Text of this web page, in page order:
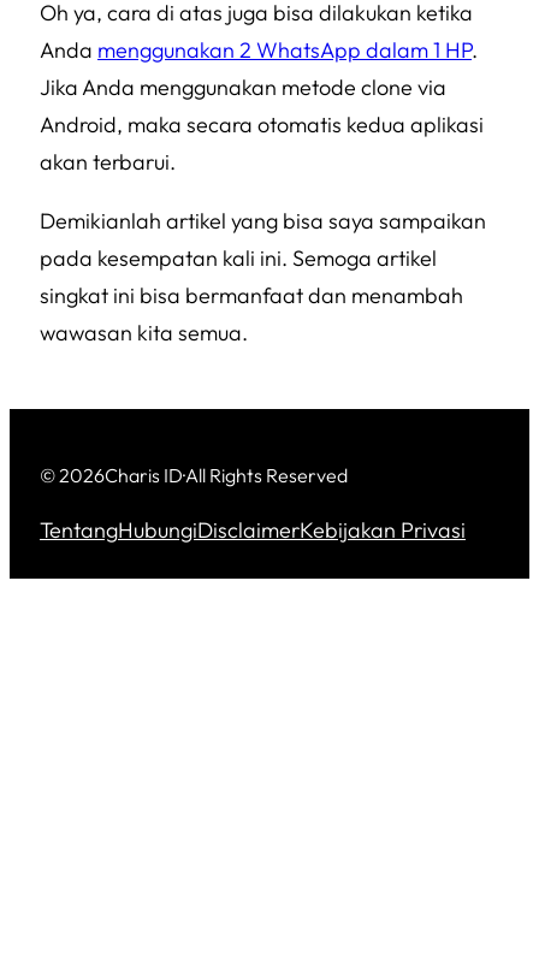
Oh ya, cara di atas juga bisa dilakukan ketika
Anda menggunakan 2 WhatsApp dalam 1 HP.
Jika Anda menggunakan metode clone via
Android, maka secara otomatis kedua aplikasi
akan terbarui.
Demikianlah artikel yang bisa saya sampaikan
pada kesempatan kali ini. Semoga artikel
singkat ini bisa bermanfaat dan menambah
wawasan kita semua.
© 2026Charis ID·All Rights Reserved
TentangHubungiDisclaimerKebijakan Privasi